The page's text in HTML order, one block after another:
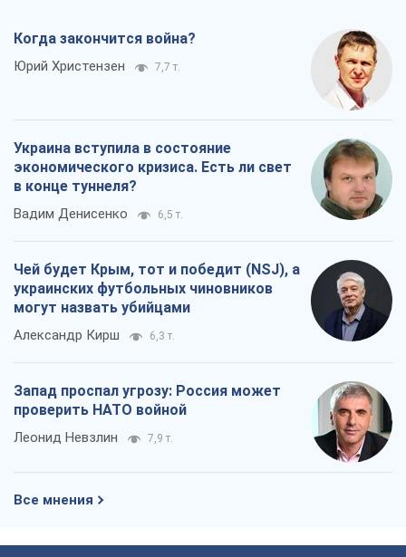
Когда закончится война?
Юрий Христензен 7,7 т.
Украина вступила в состояние
экономического кризиса. Есть ли свет
в конце туннеля?
Вадим Денисенко 6,5 т.
Чей будет Крым, тот и победит (NSJ), а
украинских футбольных чиновников
могут назвать убийцами
Александр Кирш 6,3 т.
Запад проспал угрозу: Россия может
проверить НАТО войной
Леонид Невзлин 7,9 т.
Все мнения